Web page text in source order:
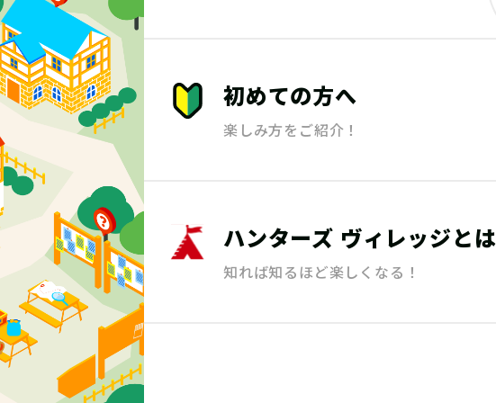
初めての方へ
楽しみ方をご紹介！
ハンターズ ヴィレッジとは
知れば知るほど楽しくなる！